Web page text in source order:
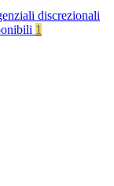
discrezionali
1